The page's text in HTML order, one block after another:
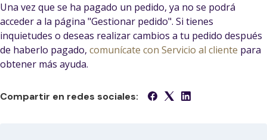
Una vez que se ha pagado un pedido, ya no se podrá
acceder a la página "Gestionar pedido". Si tienes
inquietudes o deseas realizar cambios a tu pedido después
de haberlo pagado, comunícate con Servicio al cliente para
obtener más ayuda.
Compartir en redes sociales: